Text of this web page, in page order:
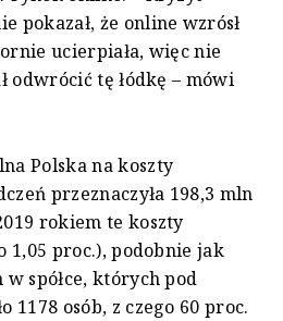
pokazał, że online wzrósł
ucierpiała, więc nie
odwrócić tę łódkę – mówi
Polska na koszty
przeznaczyła 198,3 mln
rokiem te koszty
1,05 proc.), podobnie jak
spółce, których pod
1178 osób, z czego 60 proc.